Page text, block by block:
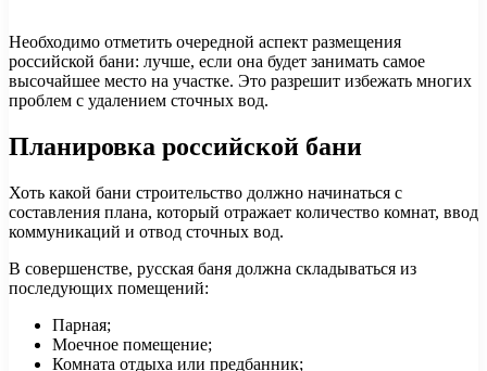
Необходимо отметить очередной аспект размещения
российской бани: лучше, если она будет занимать самое
высочайшее место на участке. Это разрешит избежать многих
проблем с удалением сточных вод.
Планировка российской бани
Хоть какой бани строительство должно начинаться с
составления плана, который отражает количество комнат, ввод
коммуникаций и отвод сточных вод.
В совершенстве, русская баня должна складываться из
последующих помещений:
Парная;
Моечное помещение;
Комната отдыха или предбанник;